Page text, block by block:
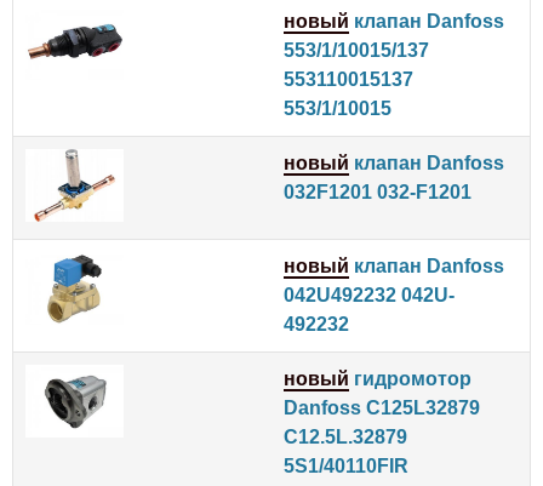
новый клапан Danfoss
553/1/10015/137
553110015137
553/1/10015
новый клапан Danfoss
032F1201 032-F1201
новый клапан Danfoss
042U492232 042U-
492232
новый гидромотор
Danfoss C125L32879
C12.5L.32879
5S1/40110FIR